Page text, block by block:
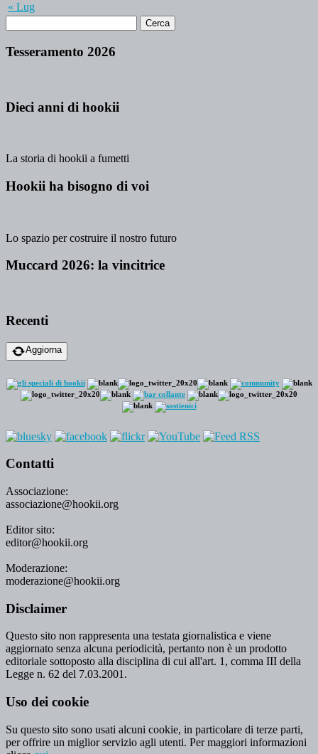
« Lug
Tesseramento 2026
Dieci anni di hookii
La storia di hookii a fumetti
Hookii ha bisogno di voi
Lo spazio per costruire il nostro futuro
Muccard 2026: la vincitrice
Recenti
Aggiorna
Contatti
Associazione:
associazione@hookii.org
Editor sito:
editor@hookii.org
Moderazione:
moderazione@hookii.org
Disclaimer
Questo sito non rappresenta una testata giornalistica e viene
aggiornato senza alcuna periodicità, pertanto non è un prodotto
editoriale sottoposto alla disciplina di cui all'art. 1, comma III della
Legge n. 62 del 7.03.2001.
Uso dei cookie
Su questo sito sono usati alcuni cookie, in particolare di terze parti,
per offrire un miglior servizio agli utenti. Per maggiori informazioni